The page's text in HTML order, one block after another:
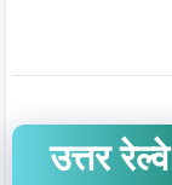
उत्तर